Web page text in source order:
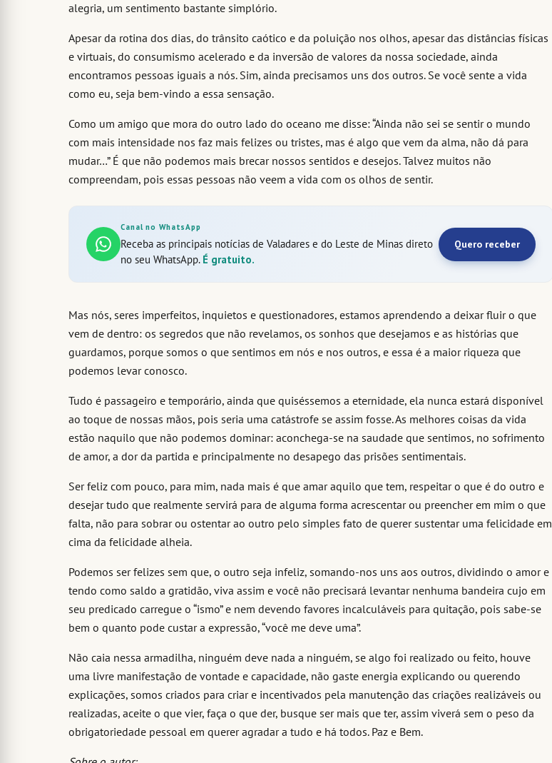
alegria, um sentimento bastante simplório.
Apesar da rotina dos dias, do trânsito caótico e da poluição nos olhos, apesar das distâncias físicas
e virtuais, do consumismo acelerado e da inversão de valores da nossa sociedade, ainda
encontramos pessoas iguais a nós. Sim, ainda precisamos uns dos outros. Se você sente a vida
como eu, seja bem-vindo a essa sensação.
Como um amigo que mora do outro lado do oceano me disse: “Ainda não sei se sentir o mundo
com mais intensidade nos faz mais felizes ou tristes, mas é algo que vem da alma, não dá para
mudar…” É que não podemos mais brecar nossos sentidos e desejos. Talvez muitos não
compreendam, pois essas pessoas não veem a vida com os olhos de sentir.
Canal no WhatsApp
Receba as principais notícias de Valadares e do Leste de Minas direto
no seu WhatsApp. É gratuito.
Quero receber
Mas nós, seres imperfeitos, inquietos e questionadores, estamos aprendendo a deixar fluir o que
vem de dentro: os segredos que não revelamos, os sonhos que desejamos e as histórias que
guardamos, porque somos o que sentimos em nós e nos outros, e essa é a maior riqueza que
podemos levar conosco.
Tudo é passageiro e temporário, ainda que quiséssemos a eternidade, ela nunca estará disponível
ao toque de nossas mãos, pois seria uma catástrofe se assim fosse. As melhores coisas da vida
estão naquilo que não podemos dominar: aconchega-se na saudade que sentimos, no sofrimento
de amor, a dor da partida e principalmente no desapego das prisões sentimentais.
Ser feliz com pouco, para mim, nada mais é que amar aquilo que tem, respeitar o que é do outro e
desejar tudo que realmente servirá para de alguma forma acrescentar ou preencher em mim o que
falta, não para sobrar ou ostentar ao outro pelo simples fato de querer sustentar uma felicidade em
cima da felicidade alheia.
Podemos ser felizes sem que, o outro seja infeliz, somando-nos uns aos outros, dividindo o amor e
tendo como saldo a gratidão, viva assim e você não precisará levantar nenhuma bandeira cujo em
seu predicado carregue o “ismo” e nem devendo favores incalculáveis para quitação, pois sabe-se
bem o quanto pode custar a expressão, “você me deve uma”.
Não caia nessa armadilha, ninguém deve nada a ninguém, se algo foi realizado ou feito, houve
uma livre manifestação de vontade e capacidade, não gaste energia explicando ou querendo
explicações, somos criados para criar e incentivados pela manutenção das criações realizáveis ou
realizadas, aceite o que vier, faça o que der, busque ser mais que ter, assim viverá sem o peso da
obrigatoriedade pessoal em querer agradar a tudo e há todos. Paz e Bem.